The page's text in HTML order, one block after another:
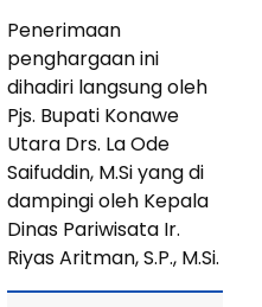
Penerimaan
penghargaan ini
dihadiri langsung oleh
Pjs. Bupati Konawe
Utara Drs. La Ode
Saifuddin, M.Si yang di
dampingi oleh Kepala
Dinas Pariwisata Ir.
Riyas Aritman, S.P., M.Si.